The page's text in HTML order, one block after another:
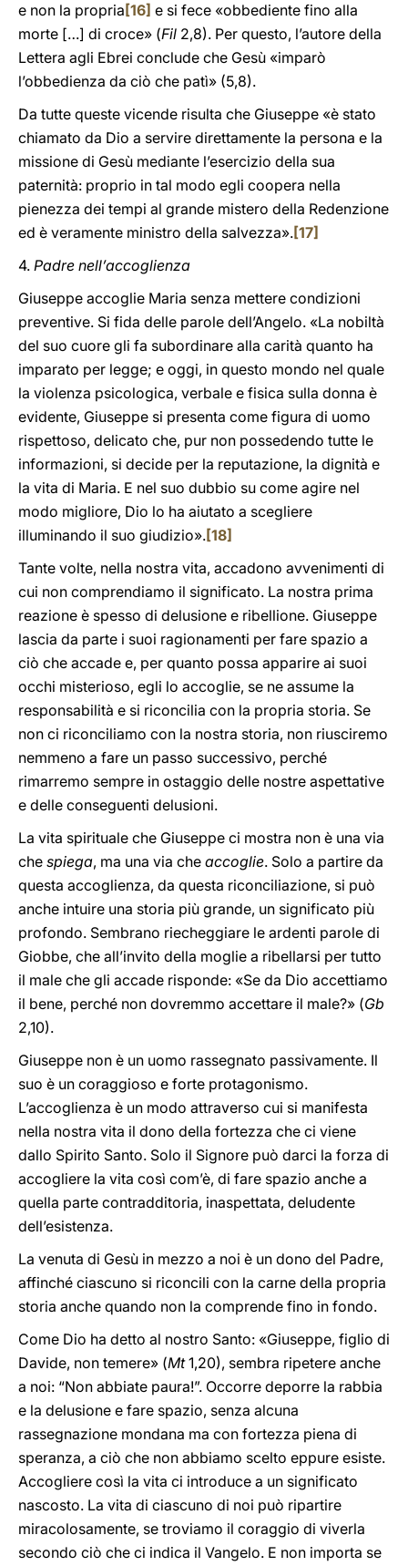
e non la propria [16] e si fece «obbediente fino alla
morte […] di croce» (Fil 2,8). Per questo, l’autore della
Lettera agli Ebrei conclude che Gesù «imparò
l’obbedienza da ciò che patì» (5,8).
Da tutte queste vicende risulta che Giuseppe «è stato
chiamato da Dio a servire direttamente la persona e la
missione di Gesù mediante l’esercizio della sua
paternità: proprio in tal modo egli coopera nella
pienezza dei tempi al grande mistero della Redenzione
ed è veramente ministro della salvezza».[17]
4. Padre nell’accoglienza
Giuseppe accoglie Maria senza mettere condizioni
preventive. Si fida delle parole dell’Angelo. «La nobiltà
del suo cuore gli fa subordinare alla carità quanto ha
imparato per legge; e oggi, in questo mondo nel quale
la violenza psicologica, verbale e fisica sulla donna è
evidente, Giuseppe si presenta come figura di uomo
rispettoso, delicato che, pur non possedendo tutte le
informazioni, si decide per la reputazione, la dignità e
la vita di Maria. E nel suo dubbio su come agire nel
modo migliore, Dio lo ha aiutato a scegliere
illuminando il suo giudizio».[18]
Tante volte, nella nostra vita, accadono avvenimenti di
cui non comprendiamo il significato. La nostra prima
reazione è spesso di delusione e ribellione. Giuseppe
lascia da parte i suoi ragionamenti per fare spazio a
ciò che accade e, per quanto possa apparire ai suoi
occhi misterioso, egli lo accoglie, se ne assume la
responsabilità e si riconcilia con la propria storia. Se
non ci riconciliamo con la nostra storia, non riusciremo
nemmeno a fare un passo successivo, perché
rimarremo sempre in ostaggio delle nostre aspettative
e delle conseguenti delusioni.
La vita spirituale che Giuseppe ci mostra non è una via
che spiega, ma una via che accoglie. Solo a partire da
questa accoglienza, da questa riconciliazione, si può
anche intuire una storia più grande, un significato più
profondo. Sembrano riecheggiare le ardenti parole di
Giobbe, che all’invito della moglie a ribellarsi per tutto
il male che gli accade risponde: «Se da Dio accettiamo
il bene, perché non dovremmo accettare il male?» (Gb
2,10).
Giuseppe non è un uomo rassegnato passivamente. Il
suo è un coraggioso e forte protagonismo.
L’accoglienza è un modo attraverso cui si manifesta
nella nostra vita il dono della fortezza che ci viene
dallo Spirito Santo. Solo il Signore può darci la forza di
accogliere la vita così com’è, di fare spazio anche a
quella parte contradditoria, inaspettata, deludente
dell’esistenza.
La venuta di Gesù in mezzo a noi è un dono del Padre,
affinché ciascuno si riconcili con la carne della propria
storia anche quando non la comprende fino in fondo.
Come Dio ha detto al nostro Santo: «Giuseppe, figlio di
Davide, non temere» (Mt1,20), sembra ripetere anche
a noi: “Non abbiate paura!”. Occorre deporre la rabbia
e la delusione e fare spazio, senza alcuna
rassegnazione mondana ma con fortezza piena di
speranza, a ciò che non abbiamo scelto eppure esiste.
Accogliere così la vita ci introduce a un significato
nascosto. La vita di ciascuno di noi può ripartire
miracolosamente, se troviamo il coraggio di viverla
secondo ciò che ci indica il Vangelo. E non importa se